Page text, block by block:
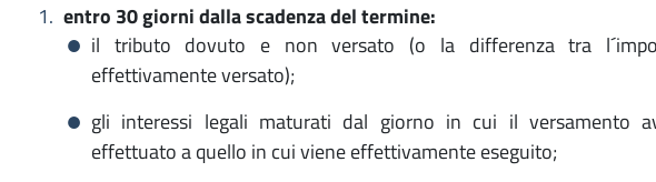
entro 30 giorni dalla scadenza del termine:
il tributo dovuto e non versato (o la differenza tra
effettivamente versato);
gli interessi legali maturati dal giorno in cui il versamento
effettuato a quello in cui viene effettivamente eseguito;